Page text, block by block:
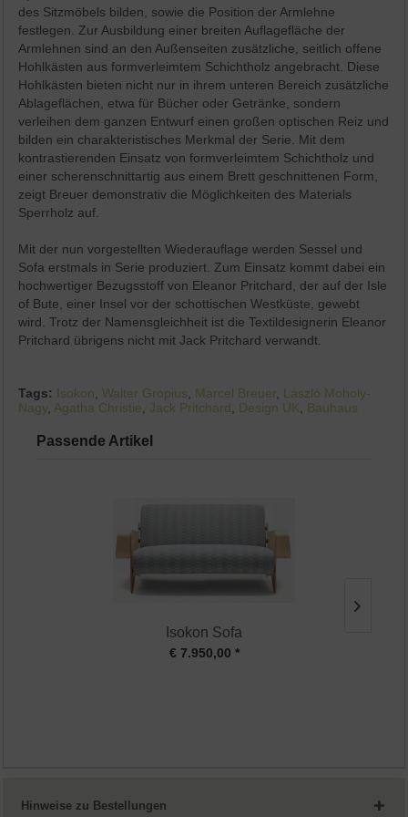
des Sitzmöbels bilden, sowie die Position der Armlehne
festlegen. Zur Ausbildung einer breiten Auflagefläche der
Armlehnen sind an den Außenseiten zusätzliche, seitlich offene
Hohlkästen aus formverleimtem Schichtholz angebracht. Diese
Hohlkästen bieten nicht nur in ihrem unteren Bereich zusätzliche
Ablageflächen, etwa für Bücher oder Getränke, sondern
verleihen dem ganzen Entwurf einen großen optischen Reiz und
bilden ein charakteristisches Merkmal der Serie. Mit dem
kontrastierenden Einsatz von formverleimtem Schichtholz und
einer scherenschnittartig aus einem Brett geschnittenen Form,
zeigt Breuer demonstrativ die Möglichkeiten des Materials
Sperrholz auf.
Mit der nun vorgestellten Wiederauflage werden Sessel und
Sofa erstmals in Serie produziert. Zum Einsatz kommt dabei ein
hochwertiger Bezugsstoff von Eleanor Pritchard, der auf der Isle
of Bute, einer Insel vor der schottischen Westküste, gewebt
wird. Trotz der Namensgleichheit ist die Textildesignerin Eleanor
Pritchard übrigens nicht mit Jack Pritchard verwandt.
Tags: Isokon ,Walter Gropius Marcel Breuer László Moholy-
Nagy, Agatha Christie Jack Pritchard Design UK Bauhaus
Passende Artikel
Isokon Sofa
€ 7.950,00 *
Hinweise zu Bestellungen